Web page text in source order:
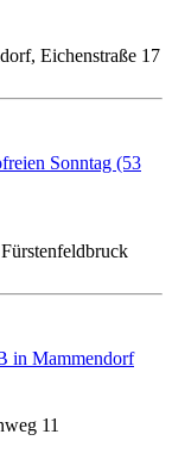
Eichenstraße 17
Sonntag (53
in Mammendorf
11